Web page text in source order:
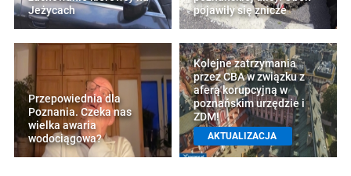
Jeżycach
pojawiły się znicze
Przepowiednia dla
Poznania. Czeka nas
wielka awaria
wodociągowa?
Kolejne zatrzymania
przez CBA w związku z
aferą korupcyjną w
poznańskim urzędzie i
ZDM!
AKTUALIZACJA